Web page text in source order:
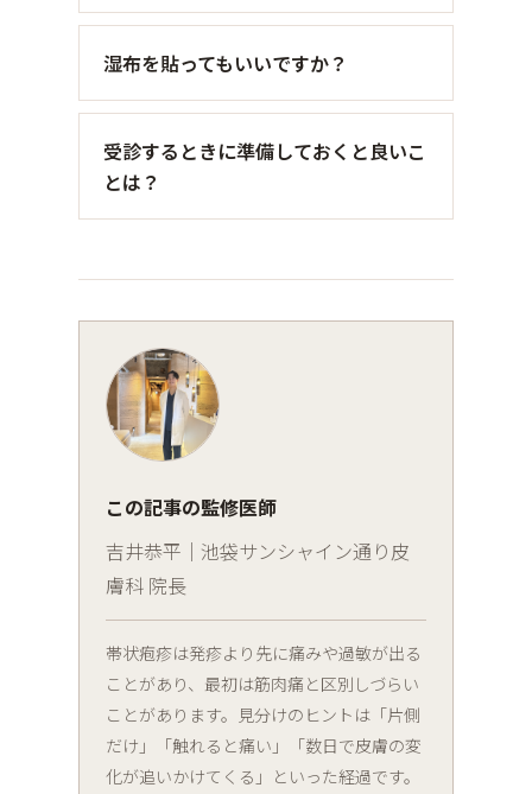
湿布を貼ってもいいですか？
受診するときに準備しておくと良いこ
とは？
この記事の監修医師
吉井恭平｜池袋サンシャイン通り皮
膚科 院長
帯状疱疹は発疹より先に痛みや過敏が出る
ことがあり、最初は筋肉痛と区別しづらい
ことがあります。見分けのヒントは「片側
だけ」「触れると痛い」「数日で皮膚の変
化が追いかけてくる」といった経過です。